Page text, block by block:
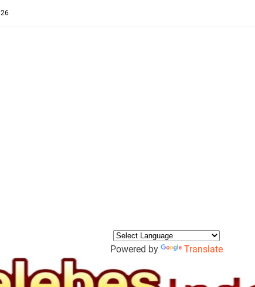
Powered by Translate